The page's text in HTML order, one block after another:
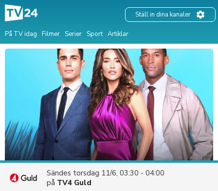
På TV idag Filmer Serier Sport Artiklar
Ställ in dina kanaler
Sändes torsdag 11/6, 03:30 - 04:00
på TV4 Guld